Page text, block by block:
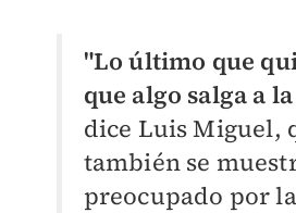
"Lo último que
que algo salga a
dice Luis Miguel,
también se
preocupado por